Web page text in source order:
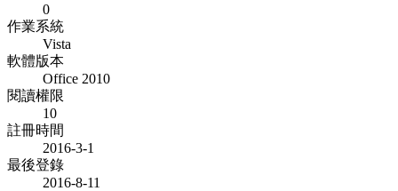
0
作業系統
Vista
軟體版本
Office 2010
閱讀權限
10
註冊時間
2016-3-1
最後登錄
2016-8-11